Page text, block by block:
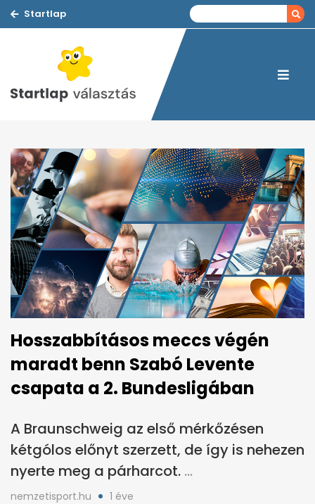
Startlap
Hosszabbításos meccs végén
maradt benn Szabó Levente
csapata a 2. Bundesligában
A Braunschweig az első mérkőzésen
kétgólos előnyt szerzett, de így is nehezen
nyerte meg a párharcot.
nemzetisport.hu 1 éve